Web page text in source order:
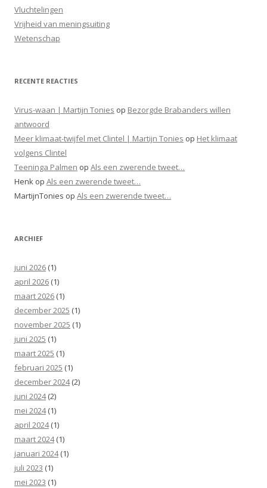
Vluchtelingen
Vrijheid van meningsuiting
Wetenschap
RECENTE REACTIES
Virus-waan | Martijn Tonies op Bezorgde Brabanders willen
antwoord
Meer klimaat-twijfel met Clintel | Martijn Tonies op Het klimaat
volgens Clintel
Teeninga Palmen op Als een zwerende tweet…
Henk op Als een zwerende tweet…
MartijnTonies op Als een zwerende tweet…
ARCHIEF
juni 2026 (1)
april 2026 (1)
maart 2026 (1)
december 2025 (1)
november 2025 (1)
juni 2025 (1)
maart 2025 (1)
februari 2025 (1)
december 2024(2)
juni 2024(2)
mei 2024(1)
april 2024(1)
maart 2024(1)
januari 2024(1)
juli 2023 (1)
mei 2023 (1)